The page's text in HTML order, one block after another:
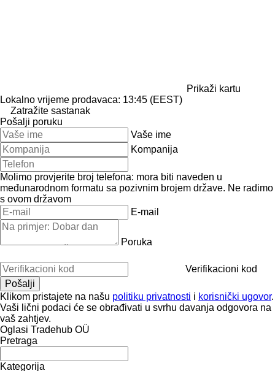
Prikaži kartu
Lokalno vrijeme prodavaca: 13:45 (EEST)
Zatražite sastanak
Pošalji poruku
Vaše ime
Kompanija
Molimo provjerite broj telefona: mora biti naveden u
međunarodnom formatu sa pozivnim brojem države. Ne radimo
s ovom državom
E-mail
Poruka
Verifikacioni kod
Klikom pristajete na našu politiku privatnosti i korisnički ugovor.
Vaši lični podaci će se obrađivati ​​u svrhu davanja odgovora na
vaš zahtjev.
Oglasi Tradehub OÜ
Pretraga
Kategorija